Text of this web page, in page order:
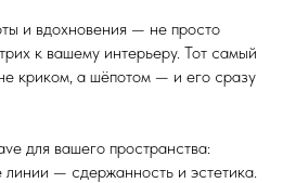
и вдохновения — не просто
к вашему интерьеру. Тот самый
криком, а шёпотом — и его сразу
для вашего пространства:
— сдержанность и эстетика.